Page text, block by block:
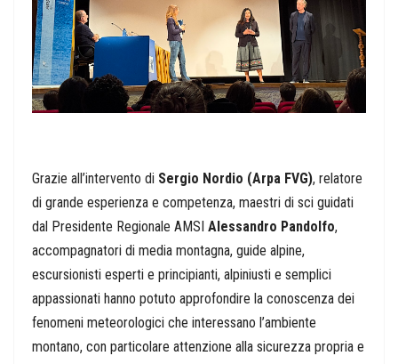
Grazie all’intervento di Sergio Nordio (Arpa FVG), relatore
di grande esperienza e competenza, maestri di sci guidati
dal Presidente Regionale AMSI Alessandro Pandolfo,
accompagnatori di media montagna, guide alpine,
escursionisti esperti e principianti, alpiniusti e semplici
appassionati hanno potuto approfondire la conoscenza dei
fenomeni meteorologici che interessano l’ambiente
montano, con particolare attenzione alla sicurezza propria e